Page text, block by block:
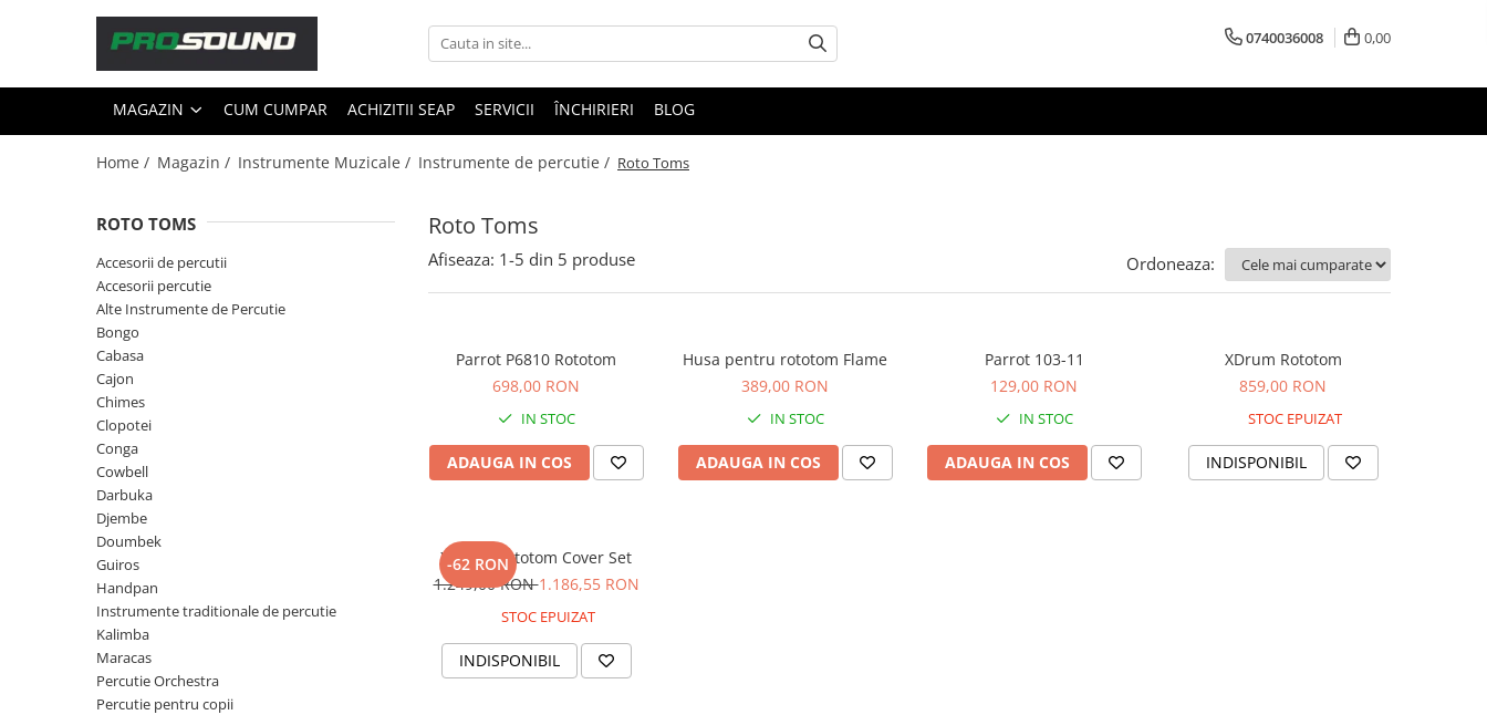
Magazin
Sonorizare / PA
Accesorii sonorizare, PA
Boxe Audio
Ecrane de difuzie
Mixere audio
Monitorizare In-Ear
Pickup-uri, platane & accesorii
Playere si Recordere
Procesoare si efecte
Shockmount
Stabilizatoare de tensiune UPS si
Power Conditioner
Unelte Audio
Microfoane
Accesorii de microfoane
Capsule de microfon
Case-uri de microfoane
Microfoane de broadcast
0740036008 0,00
MAGAZIN CUM CUMPAR ACHIZITII SEAP SERVICII ÎNCHIRIERI BLOG
Home / Magazin / Instrumente Muzicale / Instrumente de percutie / Roto Toms
Roto Toms
ROTO TOMS
Accesorii de percutii
Accesorii percutie
Alte Instrumente de Percutie
Bongo
Cabasa
Cajon
Chimes
Clopotei
Conga
Cowbell
Darbuka
Djembe
Doumbek
Guiros
Handpan
Instrumente traditionale de percutie
Kalimba
Maracas
Percutie Orchestra
Percutie pentru copii
Afiseaza: 1-5 din 5 produse Ordoneaza:
Parrot P6810 Rototom
698,00 RON
IN STOC
ADAUGA IN COS
Husa pentru rototom Flame
389,00 RON
IN STOC
ADAUGA IN COS
Parrot 103-11
129,00 RON
IN STOC
ADAUGA IN COS
XDrum Rototom
859,00 RON
STOC EPUIZAT
INDISPONIBIL
-62 RON
XDrum Rototom Cover Set
1.249,00 RON1.186,55 RON
STOC EPUIZAT
INDISPONIBIL